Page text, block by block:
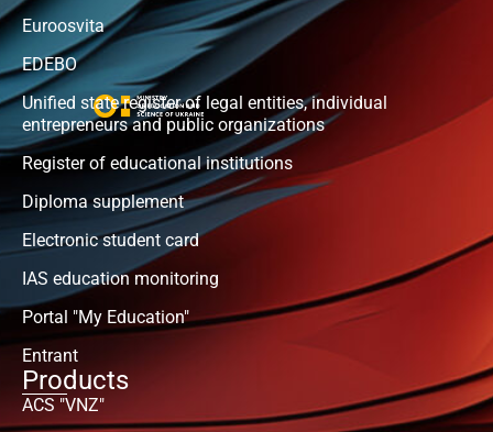
Euroosvita
EDEBO
Unified state register of legal entities, individual
entrepreneurs and public organizations
Register of educational institutions
Diploma supplement
Electronic student card
IAS education monitoring
Portal "My Education"
Entrant
Products
ACS "VNZ"